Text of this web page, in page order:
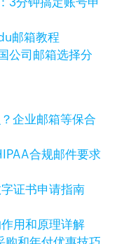
邮箱教程
公司邮箱选择分
企业邮箱等保合
合规邮件要求
证书申请指南
用和原理详解